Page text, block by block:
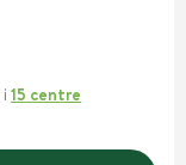
i15 centre